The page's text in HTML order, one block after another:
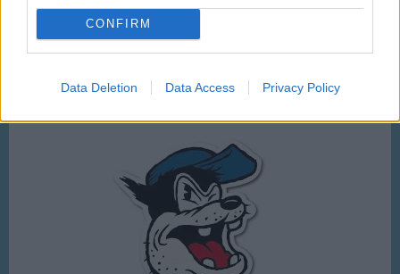
CONFIRM
Data Deletion Data Access Privacy Policy
14 April 2026
Foren-Graf